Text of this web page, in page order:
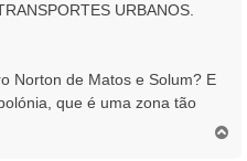
URBANOS.
Norton de Matos e Solum? E
que é uma zona tão